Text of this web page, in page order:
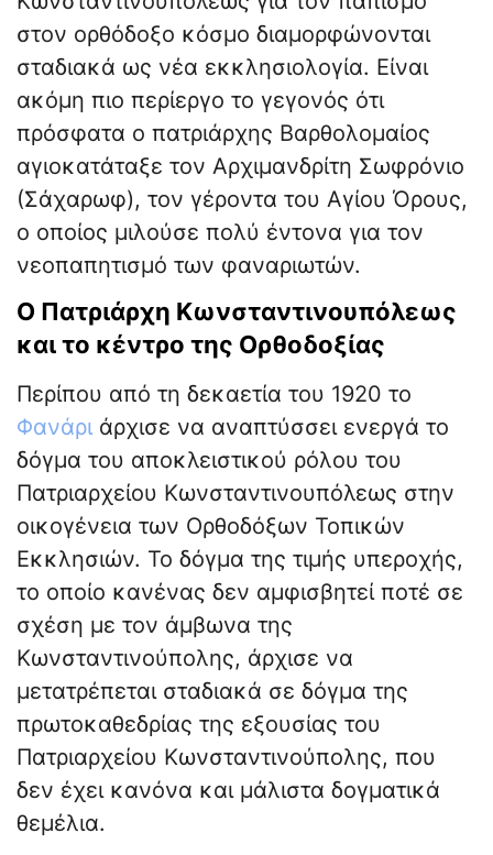
στον ορθόδοξο κόσμο διαμορφώνονται
σταδιακά ως νέα εκκλησιολογία. Είναι
ακόμη πιο περίεργο το γεγονός ότι
πρόσφατα ο πατριάρχης Βαρθολομαίος
αγιοκατάταξε τον Αρχιμανδρίτη Σωφρόνιο
(Σάχαρωφ), τον γέροντα του Αγίου Όρους,
ο οποίος μιλούσε πολύ έντονα για τον
νεοπαπητισμό των φαναριωτών.
Ο Πατριάρχη Κωνσταντινουπόλεως
και το κέντρο της Ορθοδοξίας
Περίπου από τη δεκαετία του 1920 το
Φανάρι άρχισε να αναπτύσσει ενεργά το
δόγμα του αποκλειστικού ρόλου του
Πατριαρχείου Κωνσταντινουπόλεως στην
οικογένεια των Ορθοδόξων Τοπικών
Εκκλησιών. Το δόγμα της τιμής υπεροχής,
το οποίο κανένας δεν αμφισβητεί ποτέ σε
σχέση με τον άμβωνα της
Κωνσταντινούπολης, άρχισε να
μετατρέπεται σταδιακά σε δόγμα της
πρωτοκαθεδρίας της εξουσίας του
Πατριαρχείου Κωνσταντινούπολης, που
δεν έχει κανόνα και μάλιστα δογματικά
θεμέλια.